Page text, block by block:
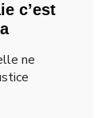
c’est
ne